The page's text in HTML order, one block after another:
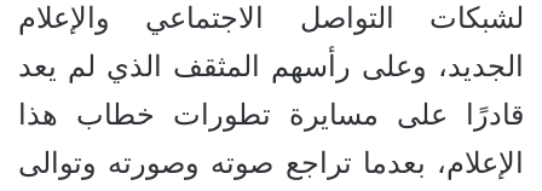
لشبكات التواصل الاجتماعي والإعلام
الجديد، وعلى رأسهم المثقف الذي لم يعد
قادرًا على مسايرة تطورات خطاب هذا
الإعلام، بعدما تراجع صوته وصورته وتوالى